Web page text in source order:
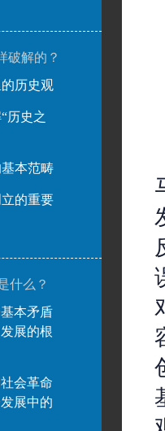
破解的？
历史观
历史之
本范畴
的重要
什么？
本矛盾
展的根
会革命
展中的